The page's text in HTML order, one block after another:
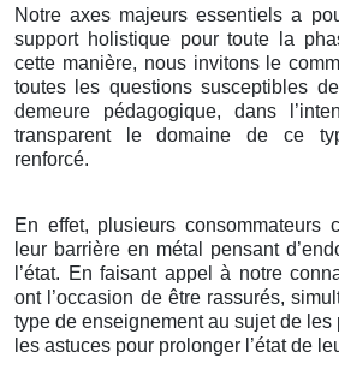
Notre axes majeurs essentiels a
support holistique pour toute la
cette manière, nous invitons le
toutes les questions susceptibles
demeure pédagogique, dans
transparent le domaine de ce
renforcé.
En effet, plusieurs consommateurs
leur barrière en métal pensant
l’état. En faisant appel à notre
ont l’occasion de être rassurés,
type de enseignement au sujet de
les astuces pour prolonger l’état de